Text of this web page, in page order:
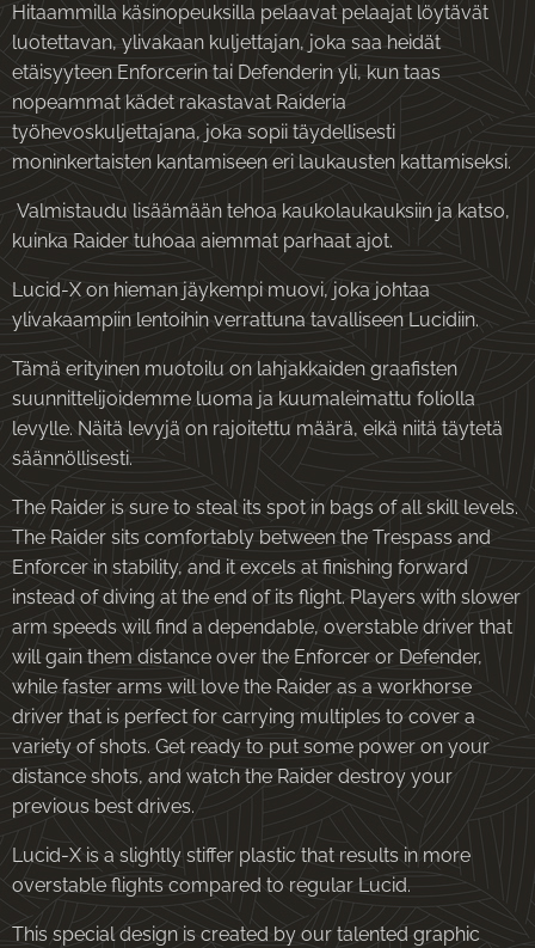
Hitaammilla käsinopeuksilla pelaavat pelaajat löytävät
luotettavan, ylivakaan kuljettajan, joka saa heidät
etäisyyteen Enforcerin tai Defenderin yli, kun taas
nopeammat kädet rakastavat Raideria
työhevoskuljettajana, joka sopii täydellisesti
moninkertaisten kantamiseen eri laukausten kattamiseksi.
Valmistaudu lisäämään tehoa kaukolaukauksiin ja katso,
kuinka Raider tuhoaa aiemmat parhaat ajot.
Lucid-X on hieman jäykempi muovi, joka johtaa
ylivakaampiin lentoihin verrattuna tavalliseen Lucidiin.
Tämä erityinen muotoilu on lahjakkaiden graafisten
suunnittelijoidemme luoma ja kuumaleimattu foliolla
levylle. Näitä levyjä on rajoitettu määrä, eikä niitä täytetä
säännöllisesti.
The Raider is sure to steal its spot in bags of all skill levels.
The Raider sits comfortably between the Trespass and
Enforcer in stability, and it excels at finishing forward
instead of diving at the end of its flight. Players with slower
arm speeds will find a dependable, overstable driver that
will gain them distance over the Enforcer or Defender,
while faster arms will love the Raider as a workhorse
driver that is perfect for carrying multiples to cover a
variety of shots. Get ready to put some power on your
distance shots, and watch the Raider destroy your
previous best drives.
Lucid-X is a slightly stiffer plastic that results in more
overstable flights compared to regular Lucid.
This special design is created by our talented graphic